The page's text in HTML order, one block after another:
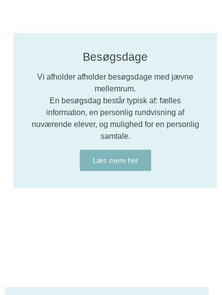
Besøgsdage
Vi afholder afholder besøgsdage med jævne
mellemrum.
En besøgsdag består typisk af: fælles
information, en personlig rundvisning af
nuværende elever, og mulighed for en personlig
samtale.
Læs mere her